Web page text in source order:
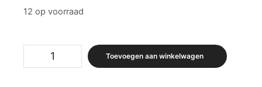
12 op voorraad
Toevoegen aan winkelwagen